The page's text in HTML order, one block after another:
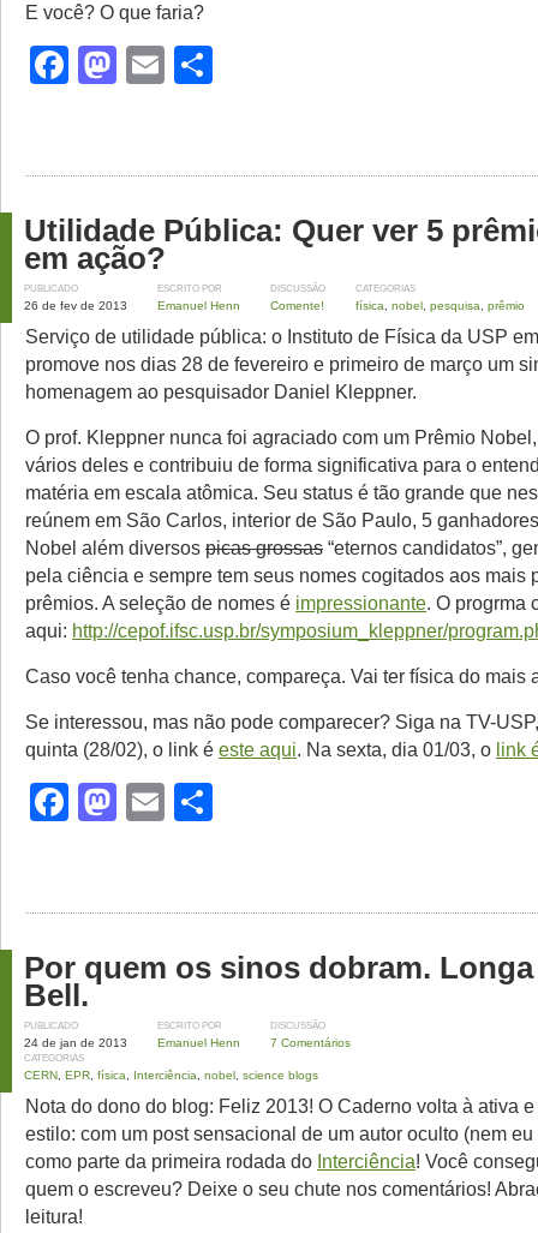
E você? O que faria?
Facebook
Mastodon
Email
Utilidade Pública: Quer ver 5
em ação?
PUBLICADO
26 de fev de 2013
ESCRITO POR
Emanuel Henn
DISCUSSÃO
Comente!
CATEGORIAS
física nobel pesquisa prêmio
Serviço de utilidade pública: o Instituto de Física da USP
promove nos dias 28 de fevereiro e primeiro de março um
homenagem ao pesquisador Daniel Kleppner.
O prof. Kleppner nunca foi agraciado com um Prêmio
vários deles e contribuiu de forma significativa para o
matéria em escala atômica. Seu status é tão grande que
reúnem em São Carlos, interior de São Paulo, 5
Nobel além diversos picas grossas “eternos candidatos”,
pela ciência e sempre tem seus nomes cogitados aos mais
prêmios. A seleção de nomes é impressionante. O progrma
aqui: http://cepof.ifsc.usp.br/symposium_kleppner/
Caso você tenha chance, compareça. Vai ter física do mais
Se interessou, mas não pode comparecer? Siga na TV-
quinta (28/02), o link é este aqui. Na sexta, dia 01/03, o link
Facebook
Mastodon
Email
Por quem os sinos dobram.
Bell.
PUBLICADO
24 de jan de 2013
ESCRITO POR
Emanuel Henn
DISCUSSÃO
7 Comentários
CATEGORIAS
CERN EPR física Interciência nobel science blogs
Nota do dono do blog: Feliz 2013! O Caderno volta à ativa
estilo: com um post sensacional de um autor oculto (nem eu
como parte da primeira rodada do Interciência! Você
quem o escreveu? Deixe o seu chute nos comentários!
leitura!